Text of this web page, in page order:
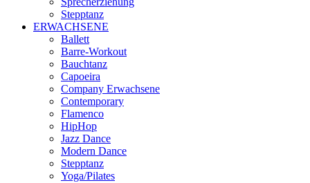
Stepptanz
ERWACHSENE
Ballett
Barre-Workout
Bauchtanz
Capoeira
Company Erwachsene
Contemporary
Flamenco
HipHop
Jazz Dance
Modern Dance
Stepptanz
Yoga/Pilates